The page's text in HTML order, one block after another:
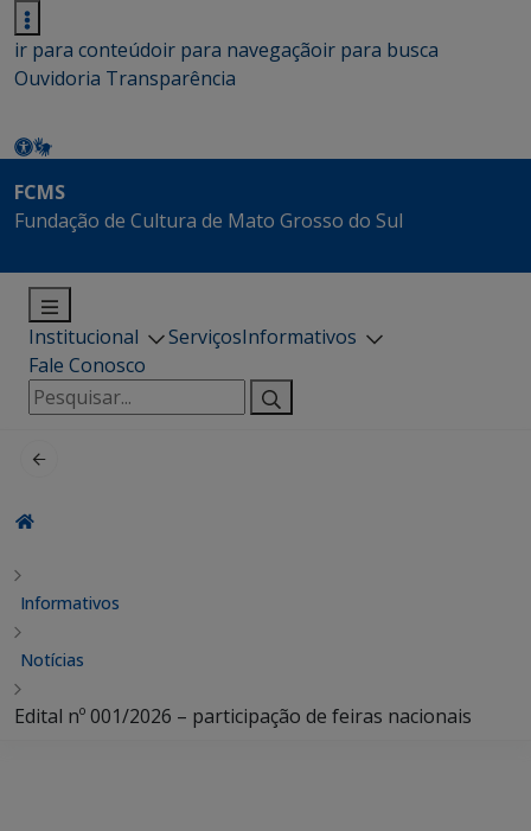
ir para conteúdoir para navegaçãoir para busca
Ouvidoria Transparência
FCMS
Fundação de Cultura de Mato Grosso do Sul
Institucional ServiçosInformativos
Fale Conosco
Pesquisar
por:
Informativos
Notícias
Edital nº 001/2026 – participação de feiras nacionais